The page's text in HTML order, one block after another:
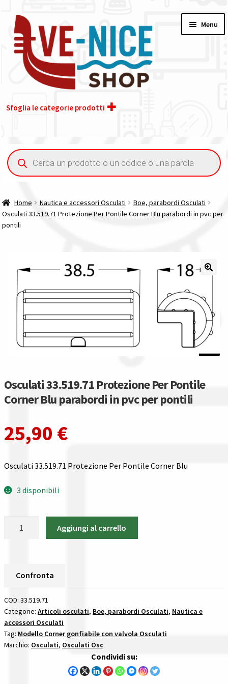
alla
navigazione
contenuto
Menu
Sfoglia le categorie prodotti
Acquisto iva 4% (agevolata)
Contatti
La nostra azienda
Condizioni generali
Acquisti in rete pubblica amministrazione
Bonus fiscali 2025
Diritto di recesso
Garanzia del produttore
Guida all’utilizzo del sito
Pagamenti
Privacy policy
I nostri negozi
Riepilogo ordine
Spedizioni in europa
Ricerca
prodotti
Home Nautica e accessori Osculati
Boe, parabordi Osculati
Osculati 33.519.71 Protezione Per Pontile Corner Blu parabordi in pvc per
pontili
Osculati 33.519.71 Protezione Per Pontile
Corner Blu parabordi in pvc per pontili
25,90 €
Osculati 33.519.71 Protezione Per Pontile Corner Blu
3 disponibili
Pontile
Blu
parabordi
in
pvc
per
Aggiungi al carrello
Confronta
COD: 33.519.71
Categorie: Articoli osculati, Boe, parabordi Osculati, Nautica e
accessori Osculati
Tag: Modello Corner gonfiabile con valvola Osculati
Marchio: Osculati, Osculati Osc
Condividi su: